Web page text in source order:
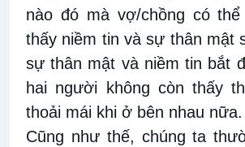
nào đó mà vợ/chồng có
thấy niềm tin và sự thân mật
sự thân mật và niềm tin bắt
hai người không còn thấy
thoải mái khi ở bên nhau nữa.
Cũng như thế, chúng ta